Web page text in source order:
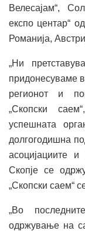
Велесајам“,
експо центар“
Романија,
„Ни
придонесуваме
регионот и
„Скопски
успешната
долгогодишна
асоцијациите
Скопје се
„Скопски саем“
„Во
одржување на